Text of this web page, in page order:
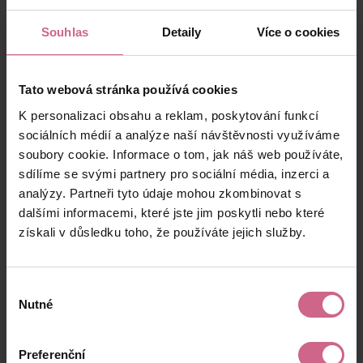
Souhlas Detaily Více o cookies
Tato webová stránka používá cookies
K personalizaci obsahu a reklam, poskytování funkcí
sociálních médií a analýze naší návštěvnosti využíváme
soubory cookie. Informace o tom, jak náš web používáte,
sdílíme se svými partnery pro sociální média, inzerci a
analýzy. Partneři tyto údaje mohou zkombinovat s
dalšími informacemi, které jste jim poskytli nebo které
získali v důsledku toho, že používáte jejich služby.
souhlasu
Nutné
Preferenční
G****
100 Kč
23:30:02
14 Kč
F****
2 000 Kč
23:18:52
300 Kč
J****
10 000 Kč
7. 10. 2025
J****
S****
7. 10. 2025
22:12:34
16 Kč
S****
M****
1 000 Kč
7. 10. 2025
21:53:34
150 Kč
T****
29 883 Kč
7. 10. 2025
4 482 Kč